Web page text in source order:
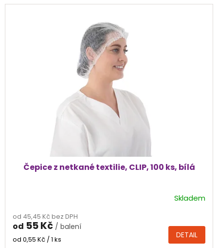
V
Čepice z netkané textilie, CLIP, 100 ks, bílá
produktu
je
4,8
Skladem
od 45,45 Kč bez DPH
od 55 Kč / balení
Měrná
od 0,55 Kč / 1 ks DETAIL